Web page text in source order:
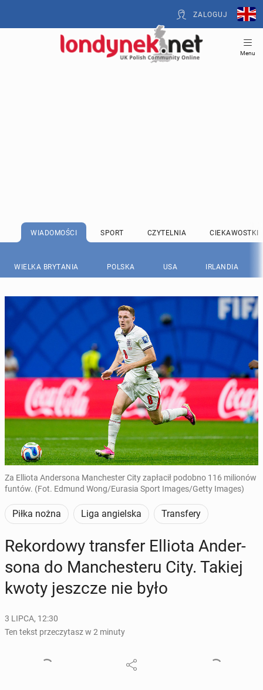
ZALOGUJ
Menu
WIADOMOŚCI SPORT CZYTELNIA CIEKAWOSTKI
WIELKA BRYTANIA POLSKA USA IRLANDIA
Za Elliota Andersona Manchester City zapłacił podobno 116 milionów
funtów. (Fot. Edmund Wong/Eurasia Sport Images/Getty Images)
Piłka nożna Liga angielska Transfery
Re­kor­do­wy trans­fer Elliota An­der­
so­na do Man­che­ste­ru City. Takiej
kwoty jeszcze nie było
3 LIPCA, 12:30
Ten tekst przeczytasz w 2 minuty